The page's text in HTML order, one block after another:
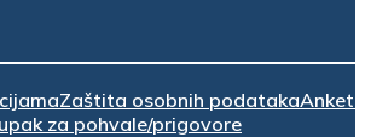
Zaštita osobnih podatakaAnketa
za pohvale/prigovore